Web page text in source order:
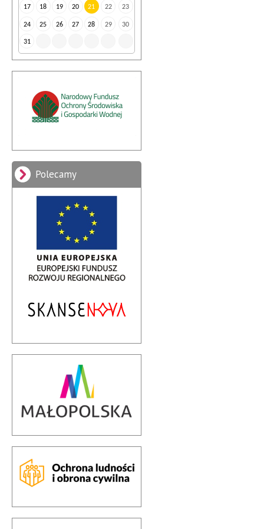
17 18 19 20 21 22 23
24 25 26 27 28 29 30
31
Polecamy